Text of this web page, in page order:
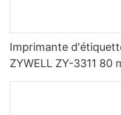
Imprimante
ZYWELL ZY-3311 80